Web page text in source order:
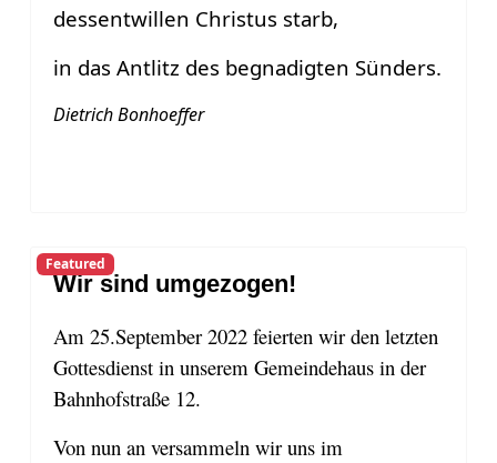
dessentwillen Christus starb,
in das Antlitz des begnadigten Sünders.
Dietrich Bonhoeffer
Featured
Wir sind umgezogen!
Am 25.September 2022 feierten wir den letzten
Gottesdienst in unserem Gemeindehaus in der
Bahnhofstraße 12.
Von nun an versammeln wir uns im